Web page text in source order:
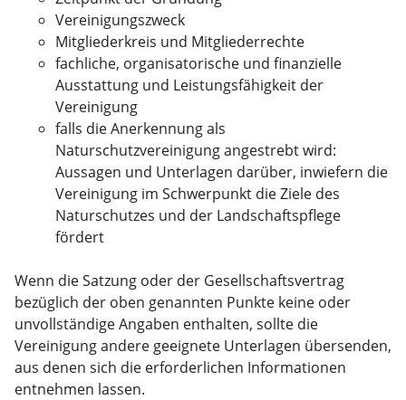
Vereinigungszweck
Mitgliederkreis und Mitgliederrechte
fachliche, organisatorische und finanzielle
Ausstattung und Leistungsfähigkeit der
Vereinigung
falls die Anerkennung als
Naturschutzvereinigung angestrebt wird:
Aussagen und Unterlagen darüber, inwiefern die
Vereinigung im Schwerpunkt die Ziele des
Naturschutzes und der Landschaftspflege
fördert
Wenn die Satzung oder der Gesellschaftsvertrag
bezüglich der oben genannten Punkte keine oder
unvollständige Angaben enthalten, sollte die
Vereinigung andere geeignete Unterlagen übersenden,
aus denen sich die erforderlichen Informationen
entnehmen lassen.